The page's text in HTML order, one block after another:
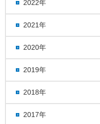
2022年
2021年
2020年
2019年
2018年
2017年